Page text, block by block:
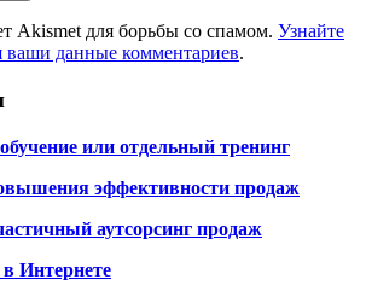
Akismet для борьбы со спамом. Узнайте
ваши данные комментариев.
или отдельный тренинг
эффективности продаж
аутсорсинг продаж
Интернете